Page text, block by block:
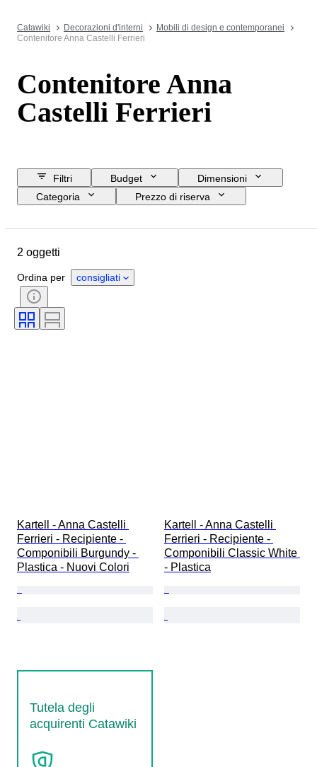
Catawiki Decorazioni d'interni
Mobili di design e contemporanei
Contenitore Anna Castelli Ferrieri
Contenitore Anna
Castelli Ferrieri
Filtri Budget
Dimensioni
Categoria
Prezzo di riserva
Materiale
Epoca
2 oggetti
Ordina per consigliati
Kartell - Anna Castelli
Ferrieri - Recipiente -
Componibili Burgundy -
Plastica - Nuovi Colori
Kartell - Anna Castelli
Ferrieri - Recipiente -
Componibili Classic White
- Plastica
Tutela degli
acquirenti Catawiki